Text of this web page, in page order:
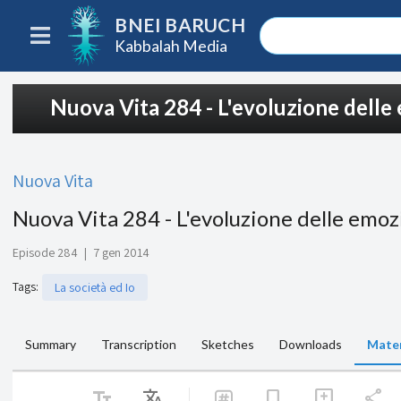
BNEI BARUCH
Kabbalah Media
Nuova Vita 284 - L'evoluzione delle
Nuova Vita
Nuova Vita 284 - L'evoluzione delle
Episode 284 | 7 gen 2014
Tags: La società ed Io
Summary Transcription Sketches Downloads